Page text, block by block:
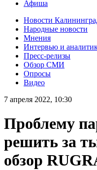
Афиша
Новости
Народные новости
Мнения
Интервью и
Пресс-релизы
Обзор СМИ
Опросы
Видео
7 апреля 2022, 10:30
Проблему
решить за
обзор